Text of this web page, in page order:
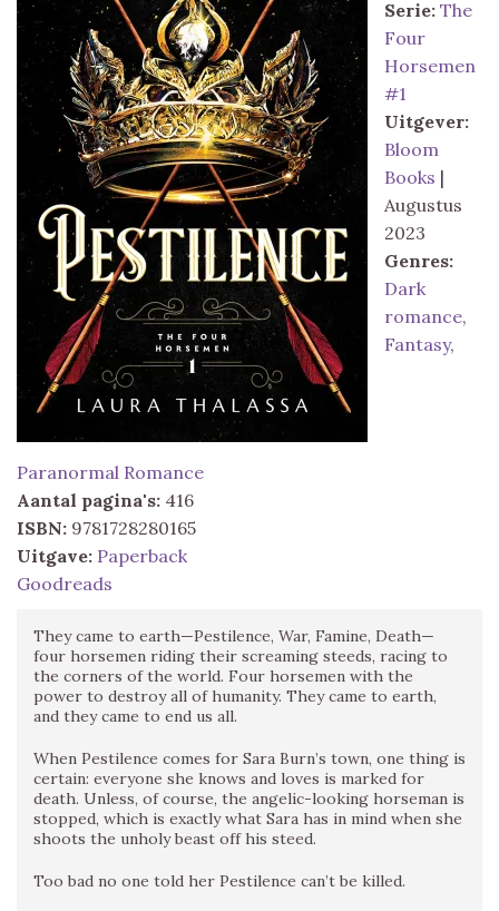
Serie: The
Four
Horsemen
#1
Uitgever:
Bloom
Books |
Augustus
2023
Genres:
Dark
romance,
Fantasy,
Paranormal Romance
Aantal pagina's: 416
ISBN: 9781728280165
Uitgave: Paperback
Goodreads
They came to earth—Pestilence, War, Famine, Death—
four horsemen riding their screaming steeds, racing to
the corners of the world. Four horsemen with the
power to destroy all of humanity. They came to earth,
and they came to end us all.
When Pestilence comes for Sara Burn’s town, one thing is
certain: everyone she knows and loves is marked for
death. Unless, of course, the angelic-looking horseman is
stopped, which is exactly what Sara has in mind when she
shoots the unholy beast off his steed.
Too bad no one told her Pestilence can’t be killed.